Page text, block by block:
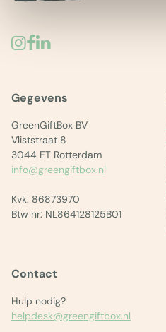
Gegevens
GreenGiftBox BV
Vliststraat 8
3044 ET Rotterdam
info@greengiftbox.nl
Kvk: 86873970
Btw nr: NL864128125B01
Contact
Hulp nodig?
helpdesk@greengiftbox.nl